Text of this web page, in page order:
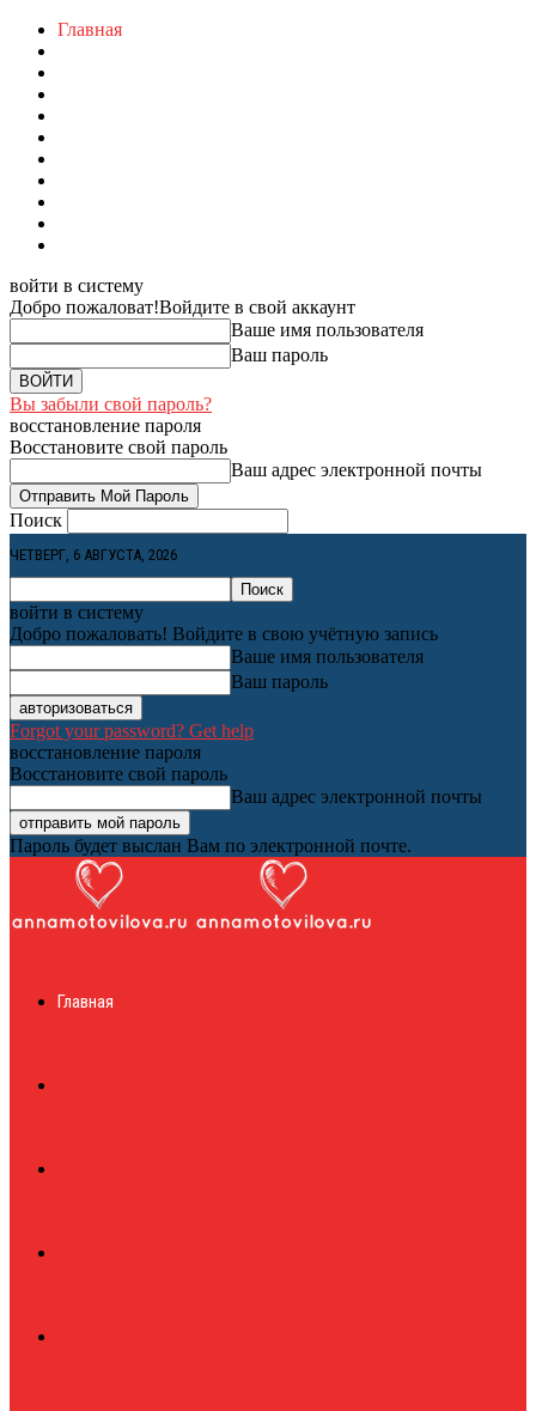
Главная
войти в систему
Добро пожаловат!Войдите в свой аккаунт
Ваше имя пользователя
Ваш пароль
Вы забыли свой пароль?
восстановление пароля
Восстановите свой пароль
Ваш адрес электронной почты
Поиск
ЧЕТВЕРГ, 6 АВГУСТА, 2026
войти в систему
Добро пожаловать! Войдите в свою учётную запись
Ваше имя пользователя
Ваш пароль
Forgot your password? Get help
восстановление пароля
Восстановите свой пароль
Ваш адрес электронной почты
Пароль будет выслан Вам по электронной почте.
журналГлавная